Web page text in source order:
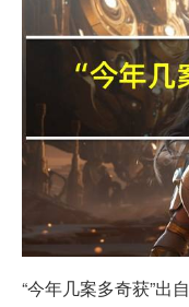
“今年几案多奇获”出自